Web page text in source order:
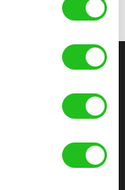
– alltid med